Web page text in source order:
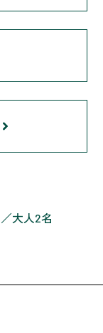
大人2名